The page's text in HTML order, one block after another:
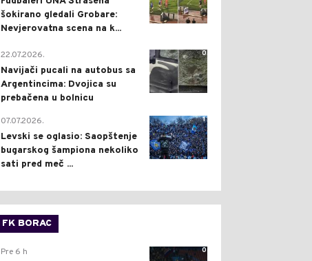
šokirano gledali Grobare:
Nevjerovatna scena na k...
0
22.07.2026.
Navijači pucali na autobus sa
Argentincima: Dvojica su
prebačena u bolnicu
1
07.07.2026.
Levski se oglasio: Saopštenje
bugarskog šampiona nekoliko
sati pred meč ...
FK BORAC
0
Pre 6 h